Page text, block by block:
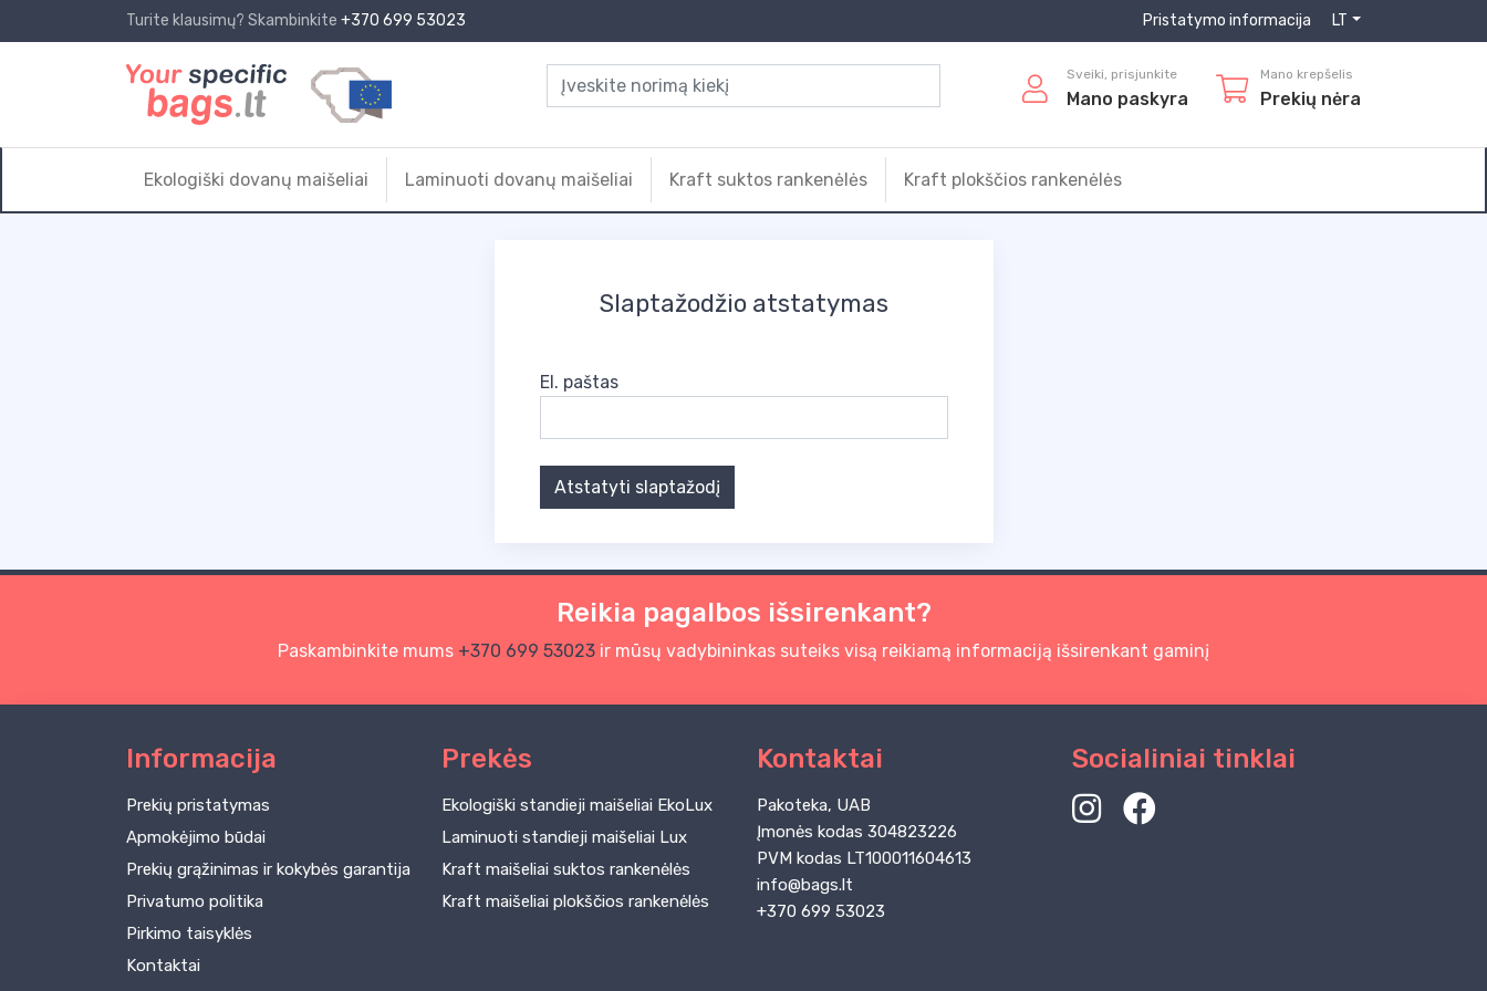
Turite klausimų? Skambinkite +370 699 53023 Pristatymo informacija LT
Mano krepšelis
Prekių nėra
Sveiki, prisjunkite
Mano paskyra
Ekologiški dovanų maišeliai Laminuoti dovanų maišeliai Kraft suktos rankenėlės Kraft plokščios rankenėlės
Slaptažodžio atstatymas
El. paštas
Atstatyti slaptažodį
Reikia pagalbos išsirenkant?
Paskambinkite mums +370 699 53023 ir mūsų vadybininkas suteiks visą reikiamą informaciją išsirenkant gaminį
Informacija
Prekių pristatymas
Apmokėjimo būdai
Prekių grąžinimas ir kokybės garantija
Privatumo politika
Pirkimo taisyklės
Kontaktai
Prekės
Ekologiški standieji maišeliai EkoLux
Laminuoti standieji maišeliai Lux
Kraft maišeliai suktos rankenėlės
Kraft maišeliai plokščios rankenėlės
Kontaktai
Pakoteka, UAB
Įmonės kodas 304823226
PVM kodas LT100011604613
info@bags.lt
+370 699 53023
Socialiniai tinklai